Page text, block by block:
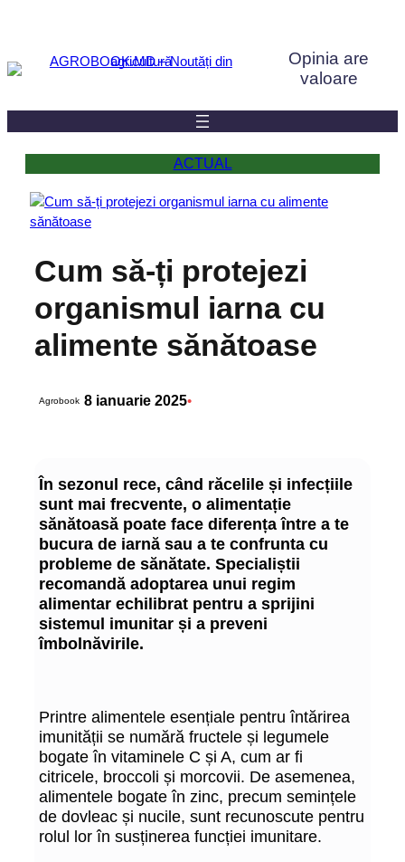
conținut
Opinia are
valoare
ACTUAL
Cum să-ți protejezi
organismul iarna cu
alimente sănătoase
Agrobook 8 ianuarie 2025•
În sezonul rece, când răcelile și infecțiile
sunt mai frecvente, o alimentație
sănătoasă poate face diferența între a te
bucura de iarnă sau a te confrunta cu
probleme de sănătate. Specialiștii
recomandă adoptarea unui regim
alimentar echilibrat pentru a sprijini
sistemul imunitar și a preveni
îmbolnăvirile.
Printre alimentele esențiale pentru întărirea
imunității se numără fructele și legumele
bogate în vitaminele C și A, cum ar fi
citricele, broccoli și morcovii. De asemenea,
alimentele bogate în zinc, precum semințele
de dovleac și nucile, sunt recunoscute pentru
rolul lor în susținerea funcției imunitare.